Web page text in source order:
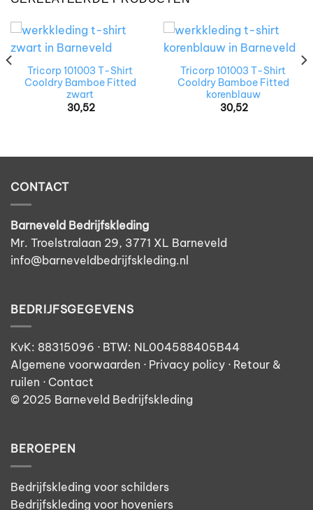
Tricorp 101003 T-Shirt
Cooldry Bamboe Fitted
zwart
30,52
Tricorp 101003 T-Shirt
Cooldry Bamboe Fitted
korenblauw
30,52
CONTACT
Barneveld Bedrijfskleding
Mr. Troelstralaan 29, 3771 XL Barneveld
info@barneveldbedrijfskleding.nl
BEDRIJFSGEGEVENS
KvK: 88315096 · BTW: NL004588405B44
Algemene voorwaarden · Privacy policy · Retour &
ruilen · Contact
© 2025 Barneveld Bedrijfskleding
BEROEPEN
Bedrijfskleding voor schilders
Bedrijfskleding voor hoveniers